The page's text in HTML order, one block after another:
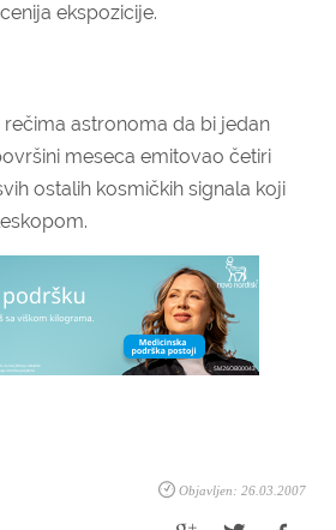
ekspozicije.
astronoma da bi jedan
meseca emitovao četiri
ostalih kosmičkih signala koji
Objavljen: 26.03.2007